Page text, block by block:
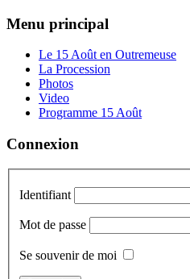
Menu principal
Le 15 Août en Outremeuse
La Procession
Photos
Video
Programme 15 Août
Connexion
Identifiant
Mot de passe
Se souvenir de moi